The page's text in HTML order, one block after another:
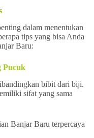
dalam menentukan
tips yang bisa Anda
Baru:
Pucuk
bibit dari biji.
sifat yang sama
Banjar Baru terpercaya